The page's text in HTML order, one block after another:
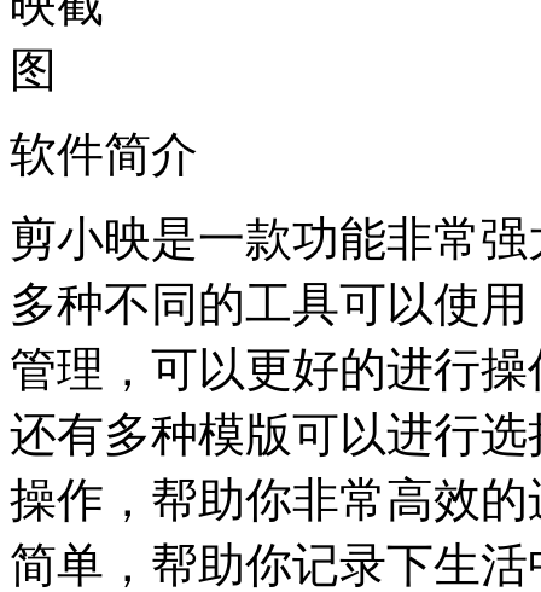
软件简介
剪小映是一款功能非常
多种不同的工具可以使
管理，可以更好的进行
还有多种模版可以进行
操作，帮助你非常高效
简单，帮助你记录下生